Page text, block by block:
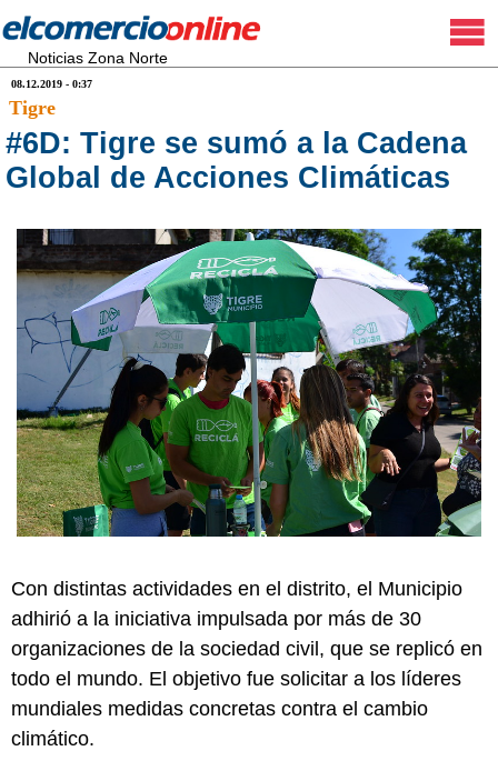
Noticias Zona Norte
08.12.2019 - 0:37
Tigre
#6D: Tigre se sumó a la Cadena
Global de Acciones Climáticas
Con distintas actividades en el distrito, el Municipio
adhirió a la iniciativa impulsada por más de 30
organizaciones de la sociedad civil, que se replicó en
todo el mundo. El objetivo fue solicitar a los líderes
mundiales medidas concretas contra el cambio
climático.